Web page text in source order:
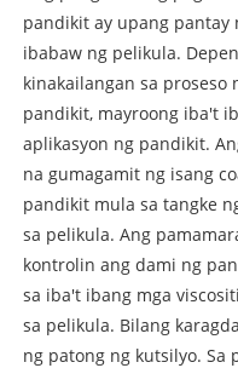
pandikit ay upang pantay
ibabaw ng pelikula.
kinakailangan sa
pandikit, mayroong iba't
aplikasyon ng pandikit.
na gumagamit ng isang
pandikit mula sa tangke
sa pelikula. Ang
kontrolin ang dami ng
sa iba't ibang mga
sa pelikula. Bilang
ng patong ng kutsilyo. Sa